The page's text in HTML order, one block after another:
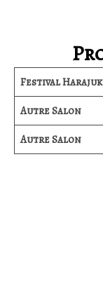
Festival
Autre Salon
Autre Salon